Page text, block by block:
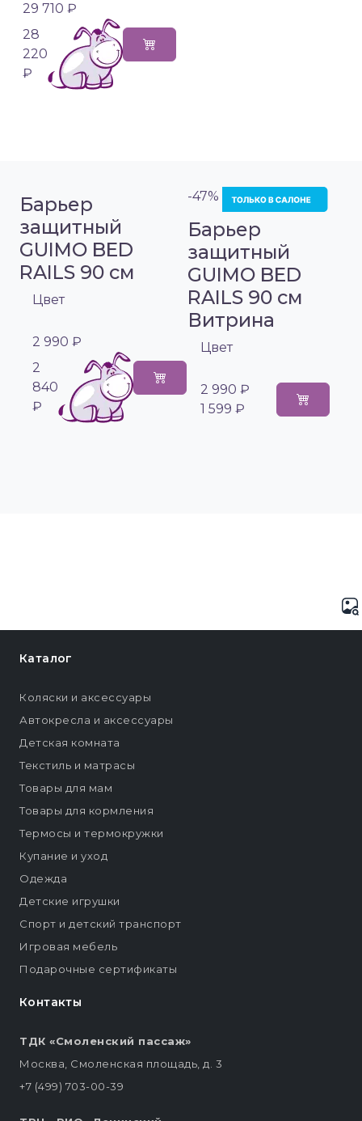
29 710 ₽
28
220
₽
Барьер
защитный
GUIMO BED
RAILS 90 см
Цвет
2 990 ₽
2
840
₽
-47%
Барьер
защитный
GUIMO BED
RAILS 90 см
Витрина
Цвет
2 990 ₽
1 599 ₽
Контакты
ТДК «Смоленский пассаж»
Москва, Смоленская площадь, д. 3
+7 (499) 703-00-39
Каталог
Коляски и аксессуары
Автокресла и аксессуары
Детская комната
Текстиль и матрасы
Товары для мам
Товары для кормления
Термосы и термокружки
Купание и уход
Одежда
Детские игрушки
Спорт и детский транспорт
Игровая мебель
Подарочные сертификаты